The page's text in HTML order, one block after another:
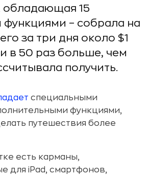
обладающая 15
– собрала на
за три дня около $1
в 50 раз больше, чем
получить.
специальными
функциями,
путешествия более
есть карманы,
для iPad, смартфонов,